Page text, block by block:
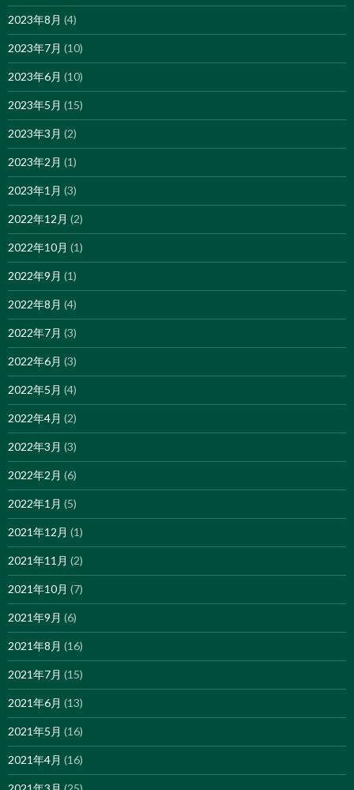
2023年8月 (4)
2023年7月 (10)
2023年6月 (10)
2023年5月 (15)
2023年3月 (2)
2023年2月 (1)
2023年1月 (3)
2022年12月 (2)
2022年10月 (1)
2022年9月 (1)
2022年8月 (4)
2022年7月 (3)
2022年6月 (3)
2022年5月 (4)
2022年4月 (2)
2022年3月 (3)
2022年2月 (6)
2022年1月 (5)
2021年12月 (1)
2021年11月 (2)
2021年10月 (7)
2021年9月 (6)
2021年8月 (16)
2021年7月 (15)
2021年6月 (13)
2021年5月 (16)
2021年4月 (16)